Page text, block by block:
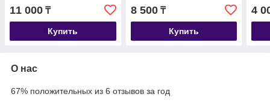
11 000 ₸
Купить
8 500₸
Купить
4
О нас
67% положительных из 6 отзывов за год